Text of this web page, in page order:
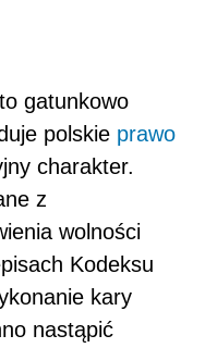
gatunkowo
polskie prawo
charakter.
z
wolności
Kodeksu
kary
nastąpić